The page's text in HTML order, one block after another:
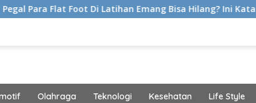
Di Latihan Emang Bisa Hilang? Ini Kata Ahli Kemakmuran
Olahraga Teknologi Kesehatan Life Style